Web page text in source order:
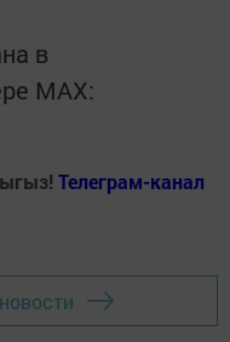
в
MАХ:
Телеграм-канал